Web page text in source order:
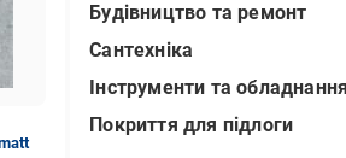
Будівництво та ремонт
Сантехніка
Інструменти та обладнання
Покриття для підлоги